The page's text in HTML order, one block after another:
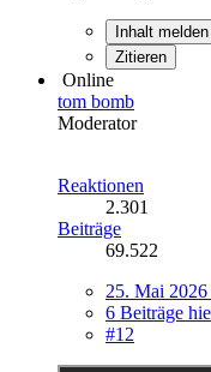
Inhalt melden
Zitieren
Online
tom bomb
Moderator
Reaktionen
2.301
Beiträge
69.522
25. Mai
6 Beiträge
#12